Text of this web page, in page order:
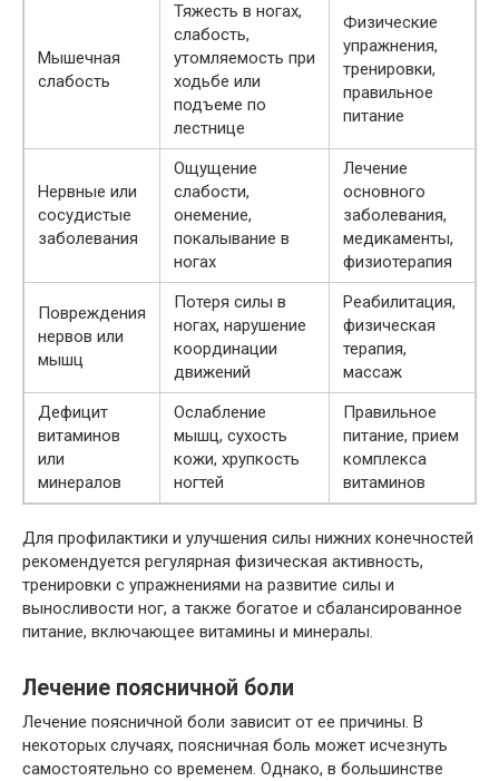
Мышечная
слабость
Тяжесть в ногах,
слабость,
утомляемость при
ходьбе или
подъеме по
лестнице
Физические
упражнения,
тренировки,
правильное
питание
Нервные или
сосудистые
заболевания
Ощущение
слабости,
онемение,
покалывание в
ногах
Лечение
основного
заболевания,
медикаменты,
физиотерапия
Повреждения
нервов или
мышц
Потеря силы в
ногах, нарушение
координации
движений
Реабилитация,
физическая
терапия,
массаж
Дефицит
витаминов
или
минералов
Ослабление
мышц, сухость
кожи, хрупкость
ногтей
Правильное
питание, прием
комплекса
витаминов
Для профилактики и улучшения силы нижних конечностей
рекомендуется регулярная физическая активность,
тренировки с упражнениями на развитие силы и
выносливости ног, а также богатое и сбалансированное
питание, включающее витамины и минералы.
Лечение поясничной боли
Лечение поясничной боли зависит от ее причины. В
некоторых случаях, поясничная боль может исчезнуть
самостоятельно со временем. Однако, в большинстве